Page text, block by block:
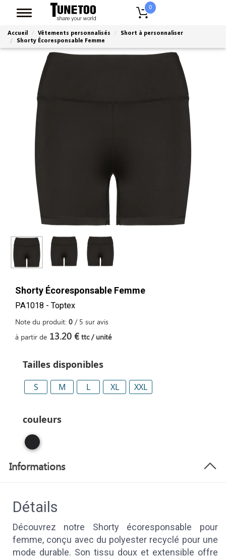
0
Accueil Vêtements personnalisés
Short à personnaliser
Shorty Écoresponsable Femme
Shorty Écoresponsable Femme
PA1018 - Toptex
Note du produit: 0 / 5 sur avis
à partir de 13.20 € ttc / unité
Tailles disponibles
S M L XL XXL
couleurs
Informations
Détails
Découvrez notre Shorty écoresponsable pour
femme, conçu avec du polyester recyclé pour une
mode durable. Son tissu doux et extensible offre